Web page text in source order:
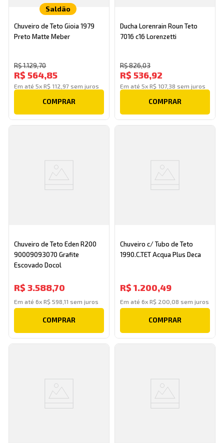
Saldão
Chuveiro de Teto Gioia 1979
Preto Matte Meber
R$1.129,70
R$ 564,85
Em até5xR$ 112 97 sem juros
COMPRAR
Ducha Lorenrain Roun Teto
7016 c16 Lorenzetti
R$826,03
R$ 536,92
Em até 5x R$ 107, 38 sem juros
COMPRAR
Chuveiro de Teto Eden R200
90009093070 Grafite
Escovado Docol
R$ 3.588,70
Em até6xR$ 598 11 sem juros
COMPRAR
Chuveiro c/ Tubo de Teto
1990.C.TET Acqua Plus Deca
R$ 1.200,49
Em até 6x R$ 200 08 sem juros
COMPRAR